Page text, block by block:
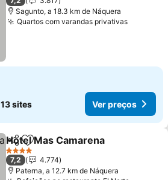
Sagunto, a 18.3 km de Náquera
Quartos com varandas privativas
13 sites Ver preços
PartilharAdicionar aos favoritos
Hotel Mas Camarena
4 Estrelas
7,2
4.774
Paterna, a 12.7 km de Náquera